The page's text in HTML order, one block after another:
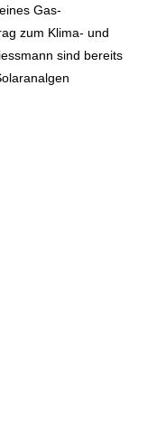
Gas-
zum Klima- und
sind bereits